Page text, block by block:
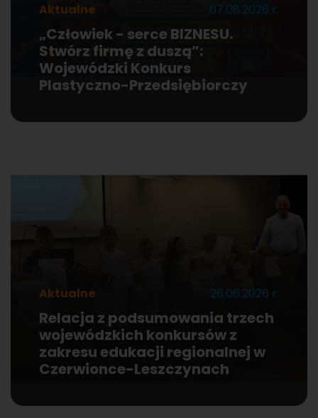
Aktualne 07.08.2026 r.
„Człowiek - serce BIZNESU.
Stwórz firmę z duszą”:
Wojewódzki Konkurs
Plastyczno-Przedsiębiorczy
Aktualne 26.06.2026 r.
Relacja z podsumowania trzech
wojewódzkich konkursów z
zakresu edukacji regionalnej w
Czerwionce-Leszczynach